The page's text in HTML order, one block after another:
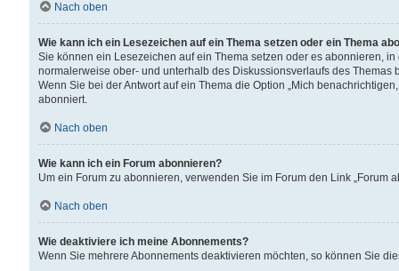
Nach oben
Wie kann ich ein Lesezeichen auf ein Thema setzen oder ein Thema
Sie können ein Lesezeichen auf ein Thema setzen oder es abonnieren,
normalerweise ober- und unterhalb des Diskussionsverlaufs des Themas
Wenn Sie bei der Antwort auf ein Thema die Option „Mich
abonniert.
Nach oben
Wie kann ich ein Forum abonnieren?
Um ein Forum zu abonnieren, verwenden Sie im Forum den Link „Forum
Nach oben
Wie deaktiviere ich meine Abonnements?
Wenn Sie mehrere Abonnements deaktivieren möchten, so können Sie